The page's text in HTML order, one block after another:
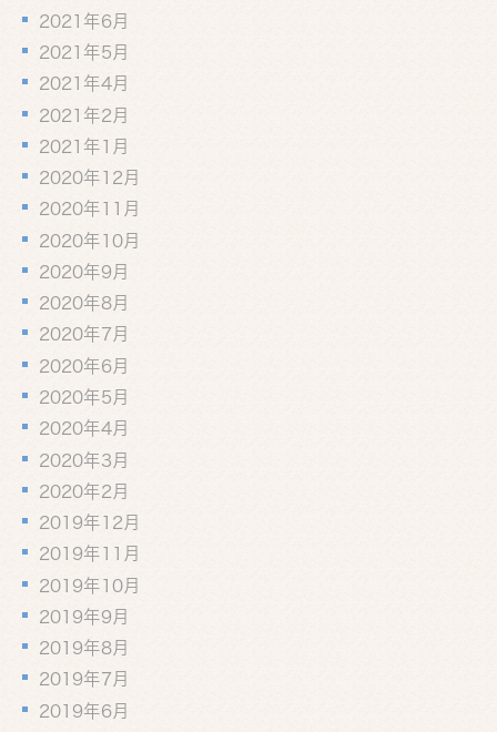
2021年6月
2021年5月
2021年4月
2021年2月
2021年1月
2020年12月
2020年11月
2020年10月
2020年9月
2020年8月
2020年7月
2020年6月
2020年5月
2020年4月
2020年3月
2020年2月
2019年12月
2019年11月
2019年10月
2019年9月
2019年8月
2019年7月
2019年6月